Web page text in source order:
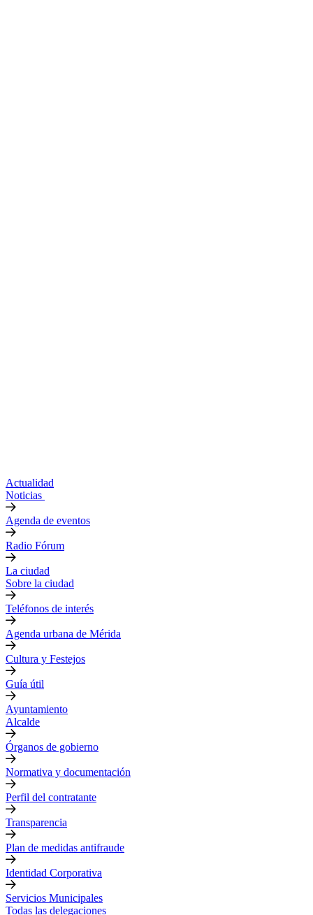
Actualidad
Noticias
Agenda de eventos
Radio Fórum
La ciudad
Sobre la ciudad
Teléfonos de interés
Agenda urbana de Mérida
Cultura y Festejos
Guía útil
Ayuntamiento
Alcalde
Órganos de gobierno
Normativa y documentación
Perfil del contratante
Transparencia
Plan de medidas antifraude
Identidad Corporativa
Servicios Municipales
Todas las delegaciones